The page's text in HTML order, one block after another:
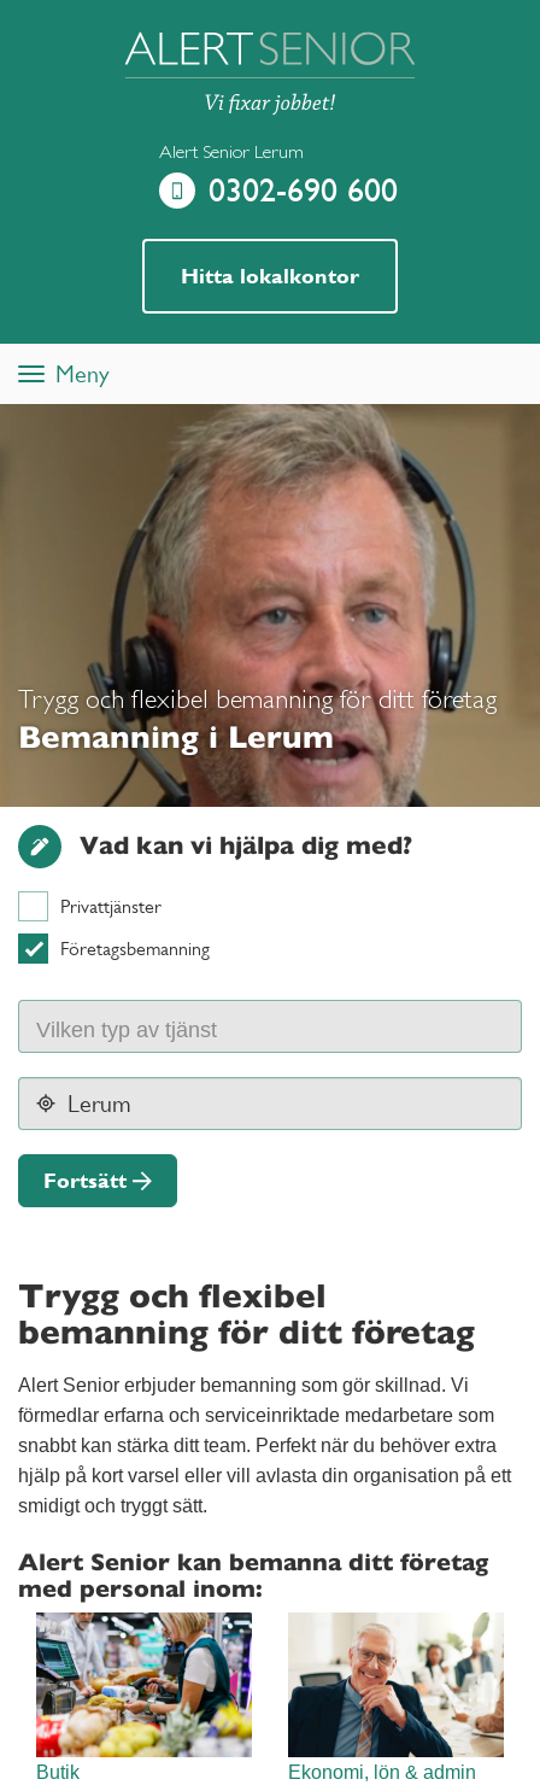
Alert Senior Lerum
0302-690 600
Hitta lokalkontor
ToggleMeny
Trygg och flexibel bemanning för ditt företag
Bemanning i Lerum
Vad kan vi hjälpa dig med?
Privattjänster
Företagsbemanning
Fortsätt
Trygg och flexibel
bemanning för ditt företag
Alert Senior erbjuder bemanning som gör skillnad. Vi
förmedlar erfarna och serviceinriktade medarbetare som
snabbt kan stärka ditt team. Perfekt när du behöver extra
hjälp på kort varsel eller vill avlasta din organisation på ett
smidigt och tryggt sätt.
Alert Senior kan bemanna ditt företag
med personal inom:
Butik Ekonomi, lön & admin